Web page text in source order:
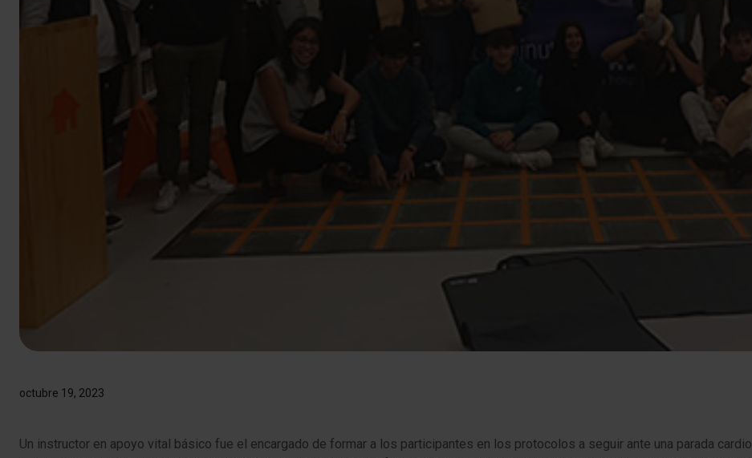
octubre 19, 2023
Un instructor en apoyo vital básico fue el encargado de formar a los participantes en los protocolos a seguir ante una parada